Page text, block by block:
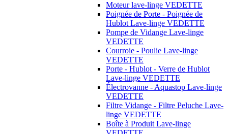
Moteur lave-linge VEDETTE
Poignée de Porte - Poignée de
Hublot Lave-linge VEDETTE
Pompe de Vidange Lave-linge
VEDETTE
Courroie - Poulie Lave-linge
VEDETTE
Porte - Hublot - Verre de Hublot
Lave-linge VEDETTE
Électrovanne - Aquastop Lave-linge
VEDETTE
Filtre Vidange - Filtre Peluche Lave-
linge VEDETTE
Boîte à Produit Lave-linge